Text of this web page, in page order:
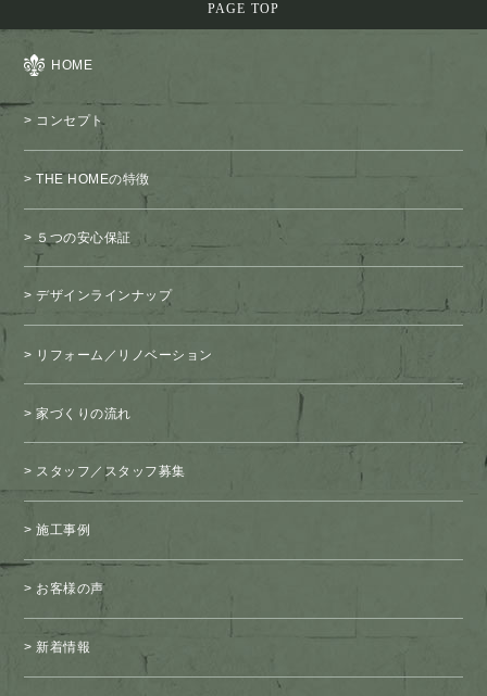
PAGE TOP
HOME
コンセプト
THE HOMEの特徴
５つの安心保証
デザインラインナップ
リフォーム／リノベーション
家づくりの流れ
スタッフ／スタッフ募集
施工事例
お客様の声
新着情報